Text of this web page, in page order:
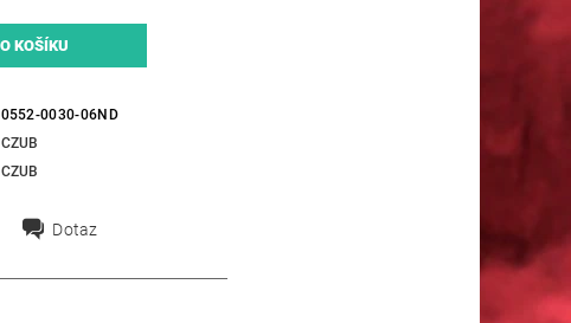
0552-0030-06ND
CZUB
CZUB
Dotaz